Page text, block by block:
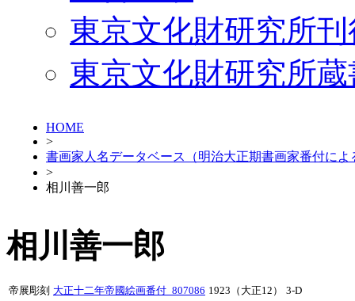
東京文化財研究所
東京文化財研究所
HOME
>
書画家人名データベース（明治大正期書画家番付によ
>
相川善一郎
相川善一郎
帝展彫刻 大正十二年帝國絵画番付_807086 1923（大正12） 3-D